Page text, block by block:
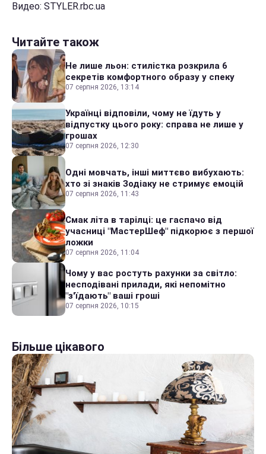
Видео: STYLER.rbc.ua
Читайте також
Не лише льон: стилістка розкрила 6
секретів комфортного образу у спеку
07 серпня 2026, 13:14
Українці відповіли, чому не їдуть у
відпустку цього року: справа не лише у
грошах
07 серпня 2026, 12:30
Одні мовчать, інші миттєво вибухають:
хто зі знаків Зодіаку не стримує емоцій
07 серпня 2026, 11:43
Смак літа в тарілці: це гаспачо від
учасниці "МастерШеф" підкорює з першої
ложки
07 серпня 2026, 11:04
Чому у вас ростуть рахунки за світло:
несподівані прилади, які непомітно
"з'їдають" ваші гроші
07 серпня 2026, 10:15
Більше цікавого